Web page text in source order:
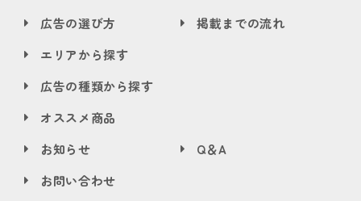
広告の選び方
掲載までの流れ
エリアから探す
広告の種類から探す
オススメ商品
お知らせ
Q＆A
お問い合わせ